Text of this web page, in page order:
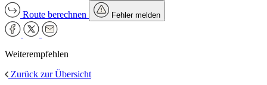
Route berechnen Fehler melden
Weiterempfehlen
Zurück zur Übersicht